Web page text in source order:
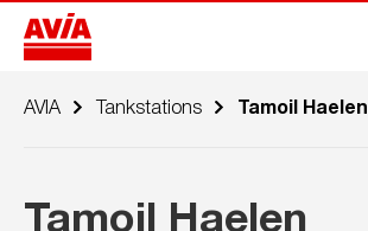
AVIA Tankstations Tamoil Haelen
Tamoil Haelen